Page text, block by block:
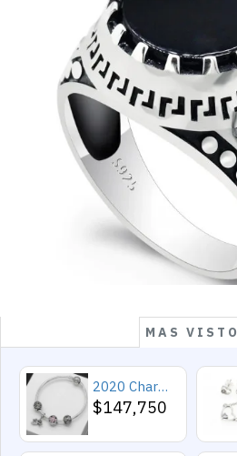
MAS VISTO
2020 Charms y cuentas de corazón, pulseras románticas de Cupido de circón rosa, joyería DIY, corazones en toda la prenda
$147,750